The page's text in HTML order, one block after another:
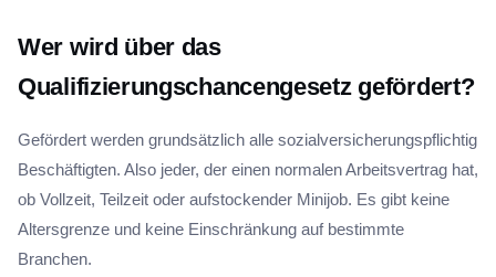
Wer wird über das
Qualifizierungschancengesetz gefördert?
Gefördert werden grundsätzlich alle sozialversicherungspflichtig
Beschäftigten. Also jeder, der einen normalen Arbeitsvertrag hat,
ob Vollzeit, Teilzeit oder aufstockender Minijob. Es gibt keine
Altersgrenze und keine Einschränkung auf bestimmte
Branchen.